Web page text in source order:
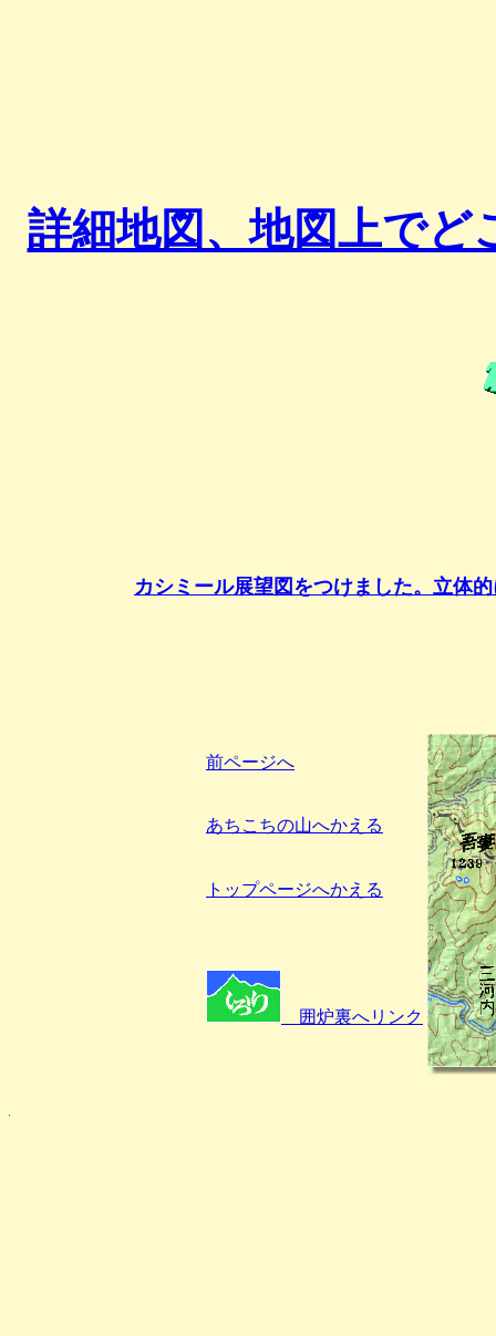
詳細地図、地図上でど
カシミール展望図をつけました。立体
前ページへ
あちこちの山へかえる
トップページへかえる
囲炉裏へリンク